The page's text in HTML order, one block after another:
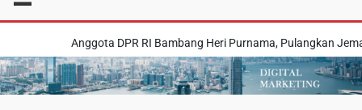
Anggota DPR RI Bambang Heri Purnama, Pulangkan Jemaah